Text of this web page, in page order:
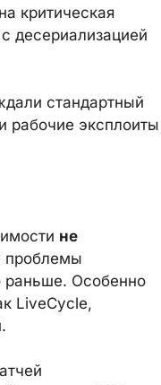
критическая
десериализацией
стандартный
рабочие эксплоиты
не
проблемы
раньше. Особенно
LiveCycle,